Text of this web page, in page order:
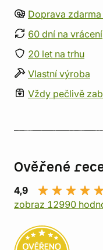
Doprava
60 dní na vrácení
20 let na trhu
Vlastní výroba
Vždy pečlivě
Ověřené
4,9
zobraz 12990